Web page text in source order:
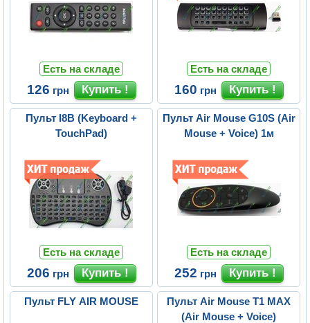
Есть на складе
126 грн
Есть на складе
160 грн
Пульт I8B (Keyboard +
TouchPad)
Есть на складе
206 грн
Пульт Air Mouse G10S (Air
Mouse + Voice) 1м
Есть на складе
252 грн
Пульт FLY AIR MOUSE
Пульт Air Mouse T1 MAX
(Air Mouse + Voice)